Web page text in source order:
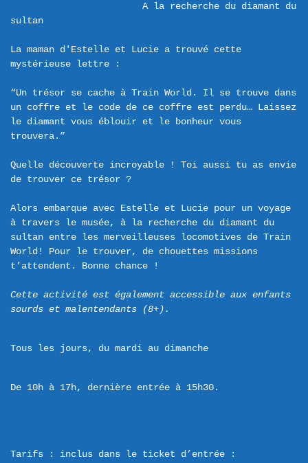
A la recherche du diamant du
sultan
La maman d'Estelle et Lucie a trouvé cette
mystérieuse lettre :
“Un trésor se cache à Train World. Il se trouve dans
un coffre et le code de ce coffre est perdu… Laissez
le diamant vous éblouir et le bonheur vous
trouvera.”
Quelle découverte incroyable ! Toi aussi tu as envie
de trouver ce trésor ?
Alors embarque avec Estelle et Lucie pour un voyage
à travers le musée, à la recherche du diamant du
sultan entre les merveilleuses locomotives de Train
World! Pour le trouver, de chouettes missions
t’attendent. Bonne chance !
Cette activité est également accessible aux enfants
sourds et malentendants (8+).
Tous les jours, du mardi au dimanche
De 10h à 17h, dernière entrée à 15h30.